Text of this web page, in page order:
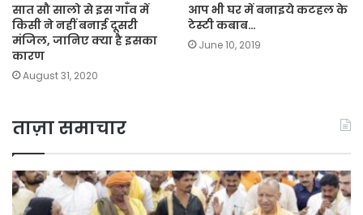
सात सौ सालो से इस गाँव में
किसी ने नहीं बनाई दूसरी
मंजिल, जानिए क्या है इसका
कारण
August 31, 2020
आप भी घर में बनाइये कटहल के
टेस्टी कबाब…
June 10, 2019
ताज़ा समाचार